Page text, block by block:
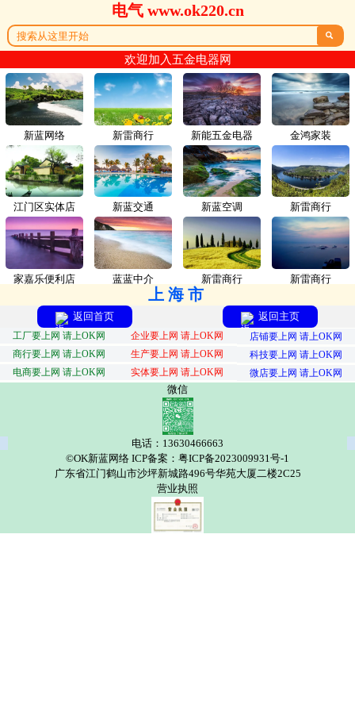
电气 www.ok220.cn

欢迎加入五金电器网
新蓝网络 新雷商行
江门区实体店 新蓝交通
家嘉乐便利店 蓝蓝中介
新能五金电器 金鸿家装
新蓝空调 新雷商行
新雷商行 新雷商行
上海市
返回首页 返回主页
工厂要上网 请上OK网 企业要上网 请上OK网
店铺要上网 请上OK网
商行要上网 请上OK网
生产要上网 请上OK网
科技要上网 请上OK网
电商要上网 请上OK网
实体要上网 请上OK网 微店要上网 请上OK网
微信
电话：13630466663
©OK新蓝网络 ICP备案：粤ICP备2023009931号-1
广东省江门鹤山市沙坪新城路496号华苑大厦二楼2C25
营业执照